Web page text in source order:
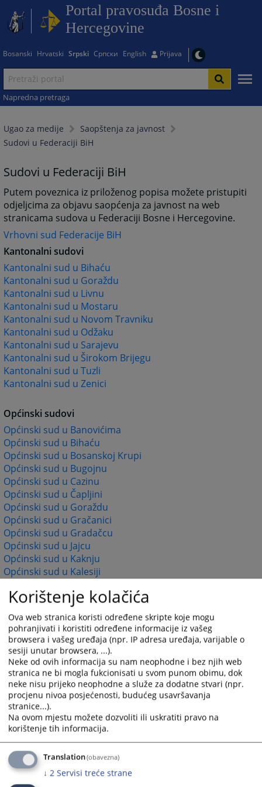
Portal pravosuđa Bosne i
Hercegovine
Bosanski Hrvatski Srpski Српски English Prijava
Napredna pretraga
Ugao za medije
Saopštenja za javnost
Sudovi u Federaciji BiH
Sudovi u Federaciji BiH
Putem poveznica iz priloženog popisa možete pristupiti
odjeljcima za objavu saopćenja za javnost na web
stranicama sudova u Federaciji Bosne i Hercegovine.
Vrhovni sud Federacije BiH
Kantonalni sudovi
Kantonalni sud u Bihaću
Kantonalni sud u Goraždu
Kantonalni sud u Livnu
Kantonalni sud u Mostaru
Kantonalni sud u Novom Travniku
Kantonalni sud u Odžaku
Kantonalni sud u Sarajevu
Kantonalni sud u Širokom Brijegu
Kantonalni sud u Tuzli
Kantonalni sud u Zenici
Općinski sudovi
Općinski sud u Banovićima
Općinski sud u Bihaću
Općinski sud u Bosanskoj Krupi
Općinski sud u Bugojnu
Općinski sud u Cazinu
Općinski sud u Čapljini
Općinski sud u Goraždu
Općinski sud u Gračanici
Općinski sud u Gradačcu
Općinski sud u Jajcu
Općinski sud u Kaknju
Općinski sud u Kalesiji
Općinski sud u Konjicu
Općinski sud u Livnu
Općinski sud u Lukavcu
Općinski sud u Ljubuškom
Općinski sud u Mostaru
Općinski sud u Orašju
Općinski sud u Sanskom Mostu
Općinski sud u Širokom Brijegu
Općinski sud u Tešnju
Općinski sud u Travniku
Općinski sud u Tuzli
Općinski sud u Velikoj Kladuši
Općinski sud u Visokom
Općinski sud u Zavidovićima
Općinski sud u Zenici
Korištenje kolačića
Ova web stranica koristi određene skripte koje mogu
pohranjivati i koristiti određene informacije iz vašeg
browsera i vašeg uređaja (npr. IP adresa uređaja, varijable o
sesiji unutar browsera, ...).
Neke od ovih informacija su nam neophodne i bez njih web
stranica ne bi mogla fukcionisati u svom punom obimu, dok
neke nisu prijeko neophodne a služe za dodatne stvari (npr.
procjenu nivoa posjećenosti, budućeg usavršavanja
stranice...).
Na ovom mjestu možete dozvoliti ili uskratiti pravo na
korištenje tih informacija.
Translation(obavezna)
↓ 2 Servisi treće strane